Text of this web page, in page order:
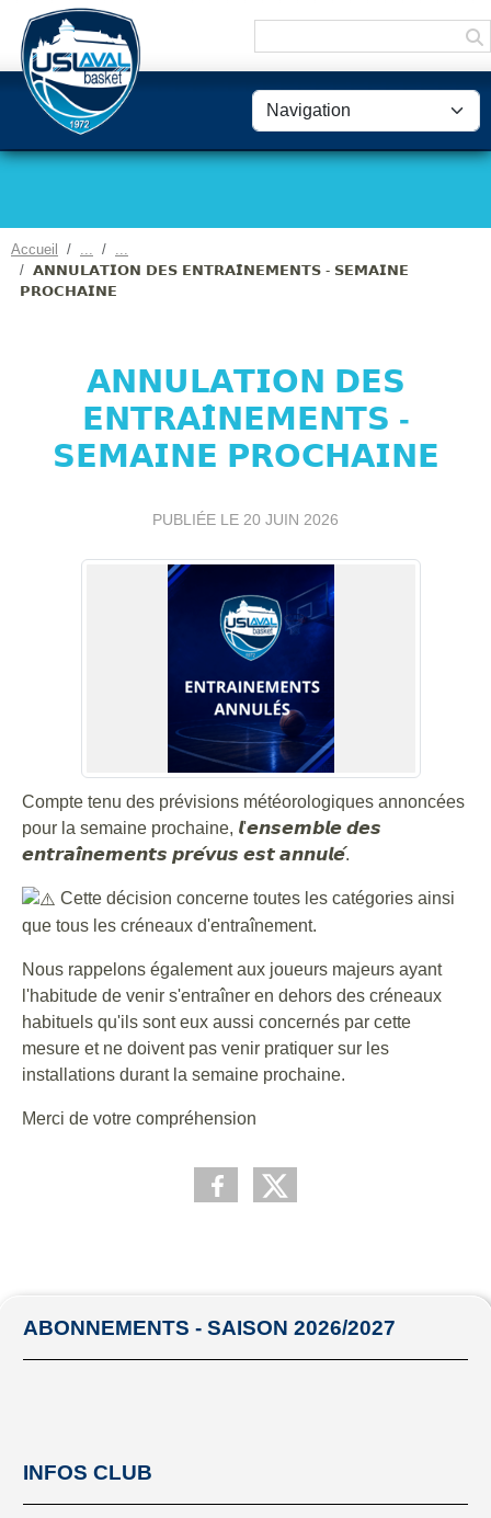
Accueil
𝗔𝗡𝗡𝗨𝗟𝗔𝗧𝗜𝗢𝗡 𝗗𝗘𝗦 𝗘𝗡𝗧𝗥𝗔𝗜̂𝗡𝗘𝗠𝗘𝗡𝗧𝗦 - 𝗦𝗘𝗠𝗔𝗜𝗡𝗘
𝗣𝗥𝗢𝗖𝗛𝗔𝗜𝗡𝗘
𝗔𝗡𝗡𝗨𝗟𝗔𝗧𝗜𝗢𝗡 𝗗𝗘𝗦
𝗘𝗡𝗧𝗥𝗔𝗜̂𝗡𝗘𝗠𝗘𝗡𝗧𝗦 -
𝗦𝗘𝗠𝗔𝗜𝗡𝗘 𝗣𝗥𝗢𝗖𝗛𝗔𝗜𝗡𝗘
PUBLIÉE LE 20 JUIN 2026
Compte tenu des prévisions météorologiques annoncées
pour la semaine prochaine, 𝙡'𝙚𝙣𝙨𝙚𝙢𝙗𝙡𝙚 𝙙𝙚𝙨
𝙚𝙣𝙩𝙧𝙖𝙞̂𝙣𝙚𝙢𝙚𝙣𝙩𝙨 𝙥𝙧𝙚́𝙫𝙪𝙨 𝙚𝙨𝙩 𝙖𝙣𝙣𝙪𝙡𝙚́.
Cette décision concerne toutes les catégories ainsi
que tous les créneaux d'entraînement.
Nous rappelons également aux joueurs majeurs ayant
l'habitude de venir s'entraîner en dehors des créneaux
habituels qu'ils sont eux aussi concernés par cette
mesure et ne doivent pas venir pratiquer sur les
installations durant la semaine prochaine.
Merci de votre compréhension
ABONNEMENTS - SAISON 2026/2027
INFOS CLUB
Panneau de gestion des cookies